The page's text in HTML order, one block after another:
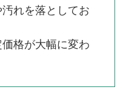
れを落としてお
格が大幅に変わ